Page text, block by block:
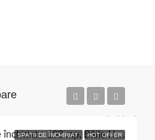
SPAȚII DE ÎNCHIRIAT HOT OFFER
Spațiu comercial de închiriat – 103 mp, Băile Herculane